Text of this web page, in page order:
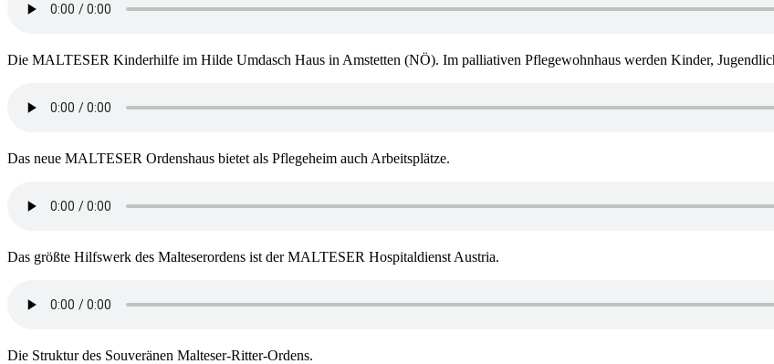
Die MALTESER Kinderhilfe im Hilde Umdasch Haus in Amstetten (NÖ). Im palliativen Pflegewohnhaus werden Kinder,
Das neue MALTESER Ordenshaus bietet als Pflegeheim auch Arbeitsplätze.
Das größte Hilfswerk des Malteserordens ist der MALTESER Hospitaldienst Austria.
Die Struktur des Souveränen Malteser-Ritter-Ordens.